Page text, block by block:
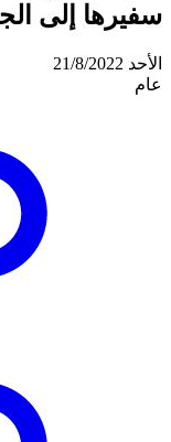
سفيرها إلى
الأحد 21/8/2022
عام